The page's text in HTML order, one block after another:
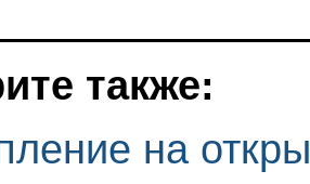
также:
на